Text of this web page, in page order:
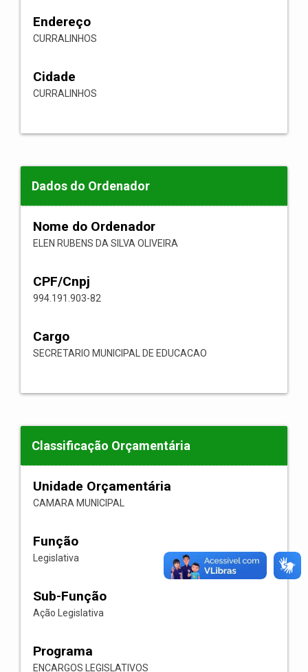
Endereço
CURRALINHOS
Cidade
CURRALINHOS
Dados do Ordenador
Nome do Ordenador
ELEN RUBENS DA SILVA OLIVEIRA
CPF/Cnpj
994.191.903-82
Cargo
SECRETARIO MUNICIPAL DE EDUCACAO
Classificação Orçamentária
Unidade Orçamentária
CAMARA MUNICIPAL
Função
Legislativa
Sub-Função
Ação Legislativa
Programa
ENCARGOS LEGISLATIVOS